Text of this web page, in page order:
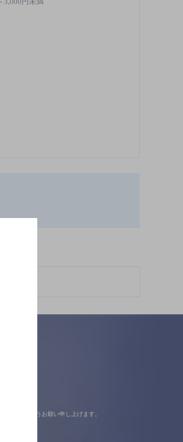
。
さいますようお願い申し上げます。